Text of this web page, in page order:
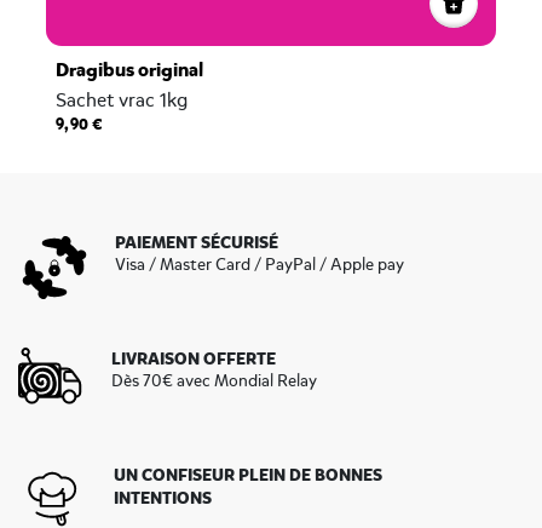
Dragibus original
Sachet vrac 1kg
9,90 €
PAIEMENT SÉCURISÉ
Visa / Master Card / PayPal / Apple pay
LIVRAISON OFFERTE
Dès 70€ avec Mondial Relay
UN CONFISEUR PLEIN DE BONNES
INTENTIONS